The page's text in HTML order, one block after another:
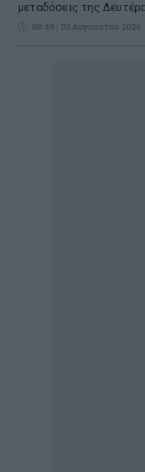
μεταδόσεις της
08:49 | 03 Αυγούστου 2026